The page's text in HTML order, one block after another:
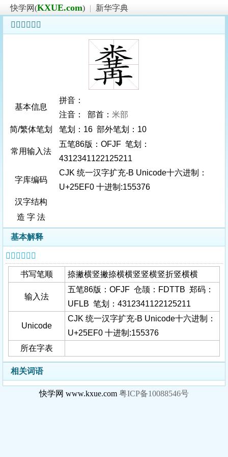
快学网(KXUE.com) |
新华字典
𥻰字基本信息
基本信息
拼音：
注音： 部首： 米部
简/繁体笔划
笔划：16 部外笔划：10
常用输入法
五笔86版：OFJF 笔划：
4312341122125211
字库编码
CJK 统一汉字扩充-B Unicode十六进制：
U+25EF0 十进制:155376
汉字结构
造 字 法
基本解释
𥻰字基本信息
书写笔顺 捺撇横竖撇捺横横竖竖横竖折竖横横
输入法
五笔86版：OFJF 仓颉：FDTTB 郑码：
UFLB 笔划：4312341122125211
Unicode
CJK 统一汉字扩充-B Unicode十六进制：
U+25EF0 十进制:155376
所在字表
相关词语
快学网 www.kxue.com 粤ICP备10088546号